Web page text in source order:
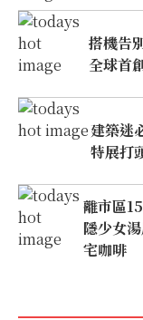
搭機告
全球首
建築迷
特展打
離市區
隱少女
宅咖啡